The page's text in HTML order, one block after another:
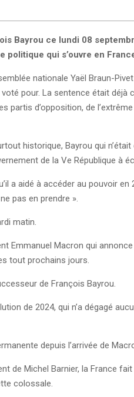
Bayrou ce lundi 08
politique qui s’ouvre en
nationale Yaël Braun-
pour. La sentence était déjà
partis d’opposition, de
historique, Bayrou qui
de la Ve République à
a aidé à accéder au pouvoir en
pas en prendre ».
matin.
Emmanuel Macron qui
tout prochains jours.
de François Bayrou.
de 2024, qui n’a dégagé
depuis l’arrivée de
de Michel Barnier, la France
colossale.